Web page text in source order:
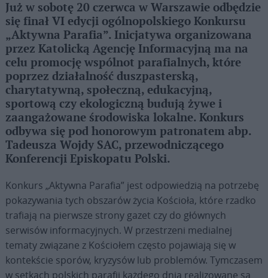
Już w sobotę 20 czerwca w Warszawie odbędzie
się finał VI edycji ogólnopolskiego Konkursu
„Aktywna Parafia”. Inicjatywa organizowana
przez Katolicką Agencję Informacyjną ma na
celu promocję wspólnot parafialnych, które
poprzez działalność duszpasterską,
charytatywną, społeczną, edukacyjną,
sportową czy ekologiczną budują żywe i
zaangażowane środowiska lokalne. Konkurs
odbywa się pod honorowym patronatem abp.
Tadeusza Wojdy SAC, przewodniczącego
Konferencji Episkopatu Polski.
Konkurs „Aktywna Parafia” jest odpowiedzią na potrzebę
pokazywania tych obszarów życia Kościoła, które rzadko
trafiają na pierwsze strony gazet czy do głównych
serwisów informacyjnych. W przestrzeni medialnej
tematy związane z Kościołem często pojawiają się w
kontekście sporów, kryzysów lub problemów. Tymczasem
w setkach polskich parafii każdego dnia realizowane są